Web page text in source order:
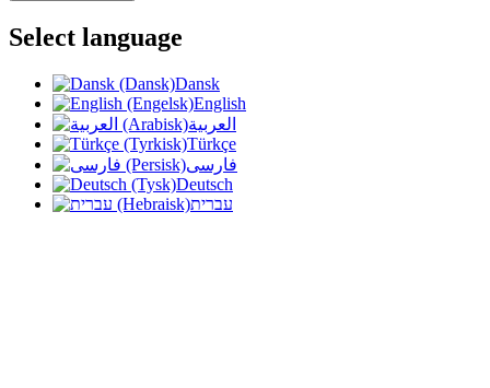
Select language
Dansk
English
العربية
Türkçe
فارسی
Deutsch
עברית